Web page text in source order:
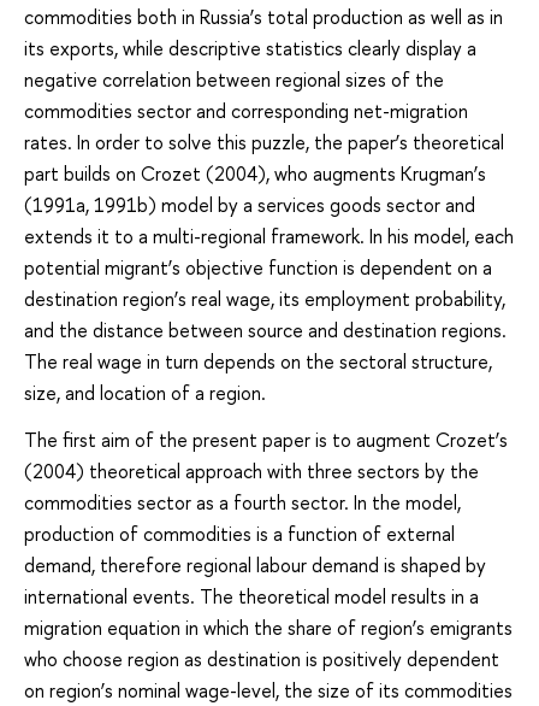
commodities both in Russia’s total production as well as in
its exports, while descriptive statistics clearly display a
negative correlation between regional sizes of the
commodities sector and corresponding net-migration
rates. In order to solve this puzzle, the paper’s theoretical
part builds on Crozet (2004), who augments Krugman’s
(1991a, 1991b) model by a services goods sector and
extends it to a multi-regional framework. In his model, each
potential migrant’s objective function is dependent on a
destination region’s real wage, its employment probability,
and the distance between source and destination regions.
The real wage in turn depends on the sectoral structure,
size, and location of a region.
The first aim of the present paper is to augment Crozet’s
(2004) theoretical approach with three sectors by the
commodities sector as a fourth sector. In the model,
production of commodities is a function of external
demand, therefore regional labour demand is shaped by
international events. The theoretical model results in a
migration equation in which the share of region’s emigrants
who choose region as destination is positively dependent
on region’s nominal wage-level, the size of its commodities